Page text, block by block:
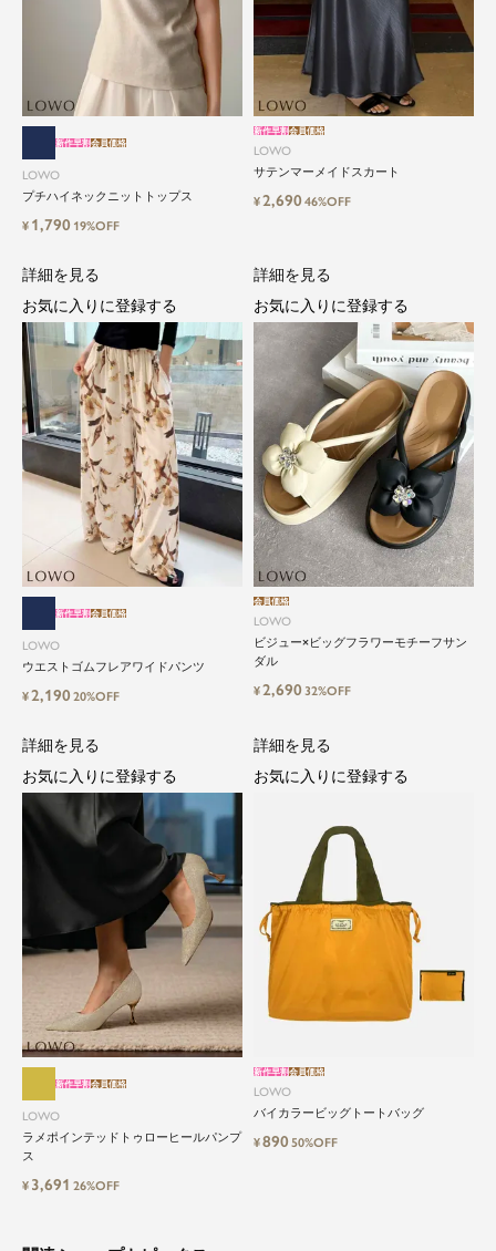
気軽に楽しめる低価格でトレンドを取
り入れたファッションブランド
LOWO（ロワ）は、アパレルはもちろん、インナ
ー、バッグやシューズ、小物まで、驚くほどリー
ズナブルにラインナップ。
毎日のコーデに、ちょっとした変化を。いつもの
自分に、ちょっとした彩りを。
LOWOは、頑張りすぎないおしゃれを応援しま
す。
LOWO
プチハイネックニットトップス
新作早割会員価格
¥ 1,790 19%OFF
LOWO
サテンマーメイドスカート
新作早割会員価格
¥2,69046%OFF
LOWO
ウエストゴムフレアワイドパンツ
新作早割会員価格
¥2,19020%OFF
詳細を見る
お気に入りに登録する
LOWO
ビジュー×ビッグフラワーモチーフサン
ダル
会員価格
¥2,69032%OFF
詳細を見る
お気に入りに登録する
LOWO
ラメポインテッドトゥローヒールパンプ
ス
新作早割会員価格
¥ 3,691 26%OFF
詳細を見る
お気に入りに登録する
LOWO
バイカラービッグトートバッグ
新作早割会員価格
¥89050%OFF
詳細を見る
お気に入りに登録する